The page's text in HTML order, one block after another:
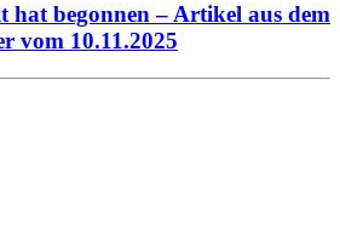
hat begonnen – Artikel aus dem
vom 10.11.2025